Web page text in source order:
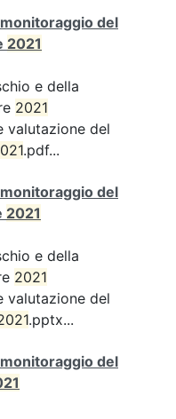
del
2021
e della
2021
valutazione del
.pdf...
del
2021
e della
2021
valutazione del
.pptx...
del